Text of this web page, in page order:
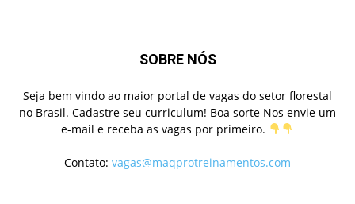
SOBRE NÓS
Seja bem vindo ao maior portal de vagas do setor florestal
no Brasil. Cadastre seu curriculum! Boa sorte Nos envie um
e-mail e receba as vagas por primeiro.
Contato: vagas@maqprotreinamentos.com